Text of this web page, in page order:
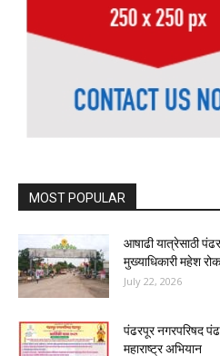
पंढरपूर नगरपरिषद
महाराष्ट्र अभियान
November 15, 2021
आषाढी यात्रा श्री
*अभिजीत आबांना
*स्वरूपाराणी मोहिते-
Load more